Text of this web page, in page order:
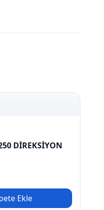
DİREKSİYON
Ekle